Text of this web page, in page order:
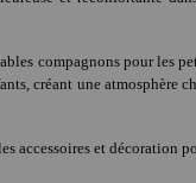
compagnons pour les
créant une
accessoires et décoration